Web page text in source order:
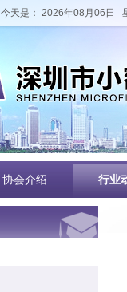
今天是： 2026年08月06日
协会介绍 行业